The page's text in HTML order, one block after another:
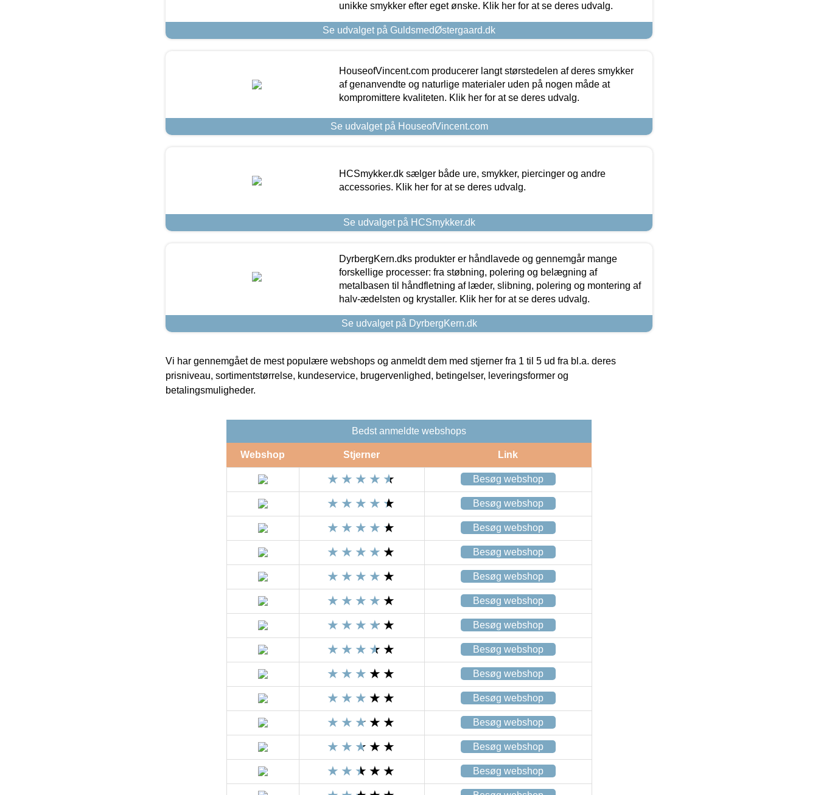
unikke smykker efter eget ønske. Klik her for at se deres udvalg.
Se udvalget på GuldsmedØstergaard.dk
HouseofVincent.com producerer langt størstedelen af deres smykker
af genanvendte og naturlige materialer uden på nogen måde at
kompromittere kvaliteten. Klik her for at se deres udvalg.
Se udvalget på HouseofVincent.com
HCSmykker.dk sælger både ure, smykker, piercinger og andre
accessories. Klik her for at se deres udvalg.
Se udvalget på HCSmykker.dk
DyrbergKern.dks produkter er håndlavede og gennemgår mange
forskellige processer: fra støbning, polering og belægning af
metalbasen til håndfletning af læder, slibning, polering og montering af
halv-ædelsten og krystaller. Klik her for at se deres udvalg.
Se udvalget på DyrbergKern.dk
Vi har gennemgået de mest populære webshops og anmeldt dem med stjerner fra 1 til 5 ud fra bl.a. deres
prisniveau, sortimentstørrelse, kundeservice, brugervenlighed, betingelser, leveringsformer og
betalingsmuligheder.
Bedst anmeldte webshops
Webshop Stjerner Link
Besøg webshop
Besøg webshop
Besøg webshop
Besøg webshop
Besøg webshop
Besøg webshop
Besøg webshop
Besøg webshop
Besøg webshop
Besøg webshop
Besøg webshop
Besøg webshop
Besøg webshop